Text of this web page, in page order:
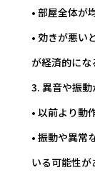
• 部屋全体が
• 効きが悪い
が経済的にな
3. 異音や振
• 以前より動
• 振動や異常
いる可能性が